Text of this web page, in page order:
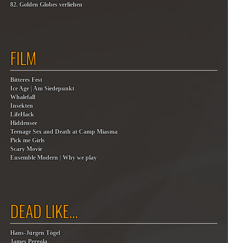
82. Golden Globes verliehen
FILM
Bitteres Fest
Ice Age | Am Siedepunkt
Whalefall
Insekten
LifeHack
Hiddensee
Teenage Sex and Death at Camp Miasma
Pick me Girls
Scary Movie
Ensemble Modern | Why we play
DEAD LIKE…
Hans-Jürgen Tögel